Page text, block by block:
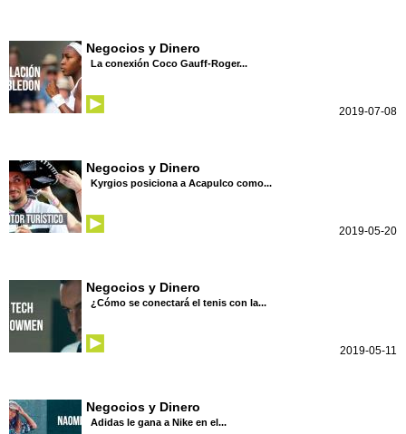
Negocios y Dinero
La conexión Coco Gauff-Roger...
2019-07-08
Negocios y Dinero
Kyrgios posiciona a Acapulco como...
2019-05-20
Negocios y Dinero
¿Cómo se conectará el tenis con la...
2019-05-11
Negocios y Dinero
Adidas le gana a Nike en el...